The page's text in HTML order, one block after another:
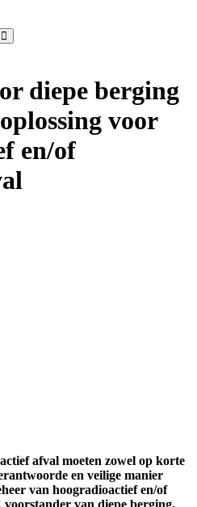
diepe berging
voor
en/of
afval moeten zowel op korte
en veilige manier
van hoogradioactief en/of
van diepe berging.